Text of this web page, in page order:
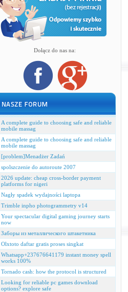
Dołącz do nas na:
A complete guide to choosing safe and reliable
mobile massag
A complete guide to choosing safe and reliable
mobile massag
[problem]Menadżer Zadań
spolszczenie do autoroute 2007
2026 update: cheap cross‑border payment
platforms for nigeri
Nagły spadek wydajności laptopa
Trimble inpho photogrammetry v14
Your spectacular digital gaming journey starts
now
Заборы из металлического штакетника
Olxtoto daftar gratis proses singkat
Whatsapp+237676641179 instant money spell
works 100%
Tornado cash: how the protocol is structured
Looking for reliable pc games download
options? explore safe